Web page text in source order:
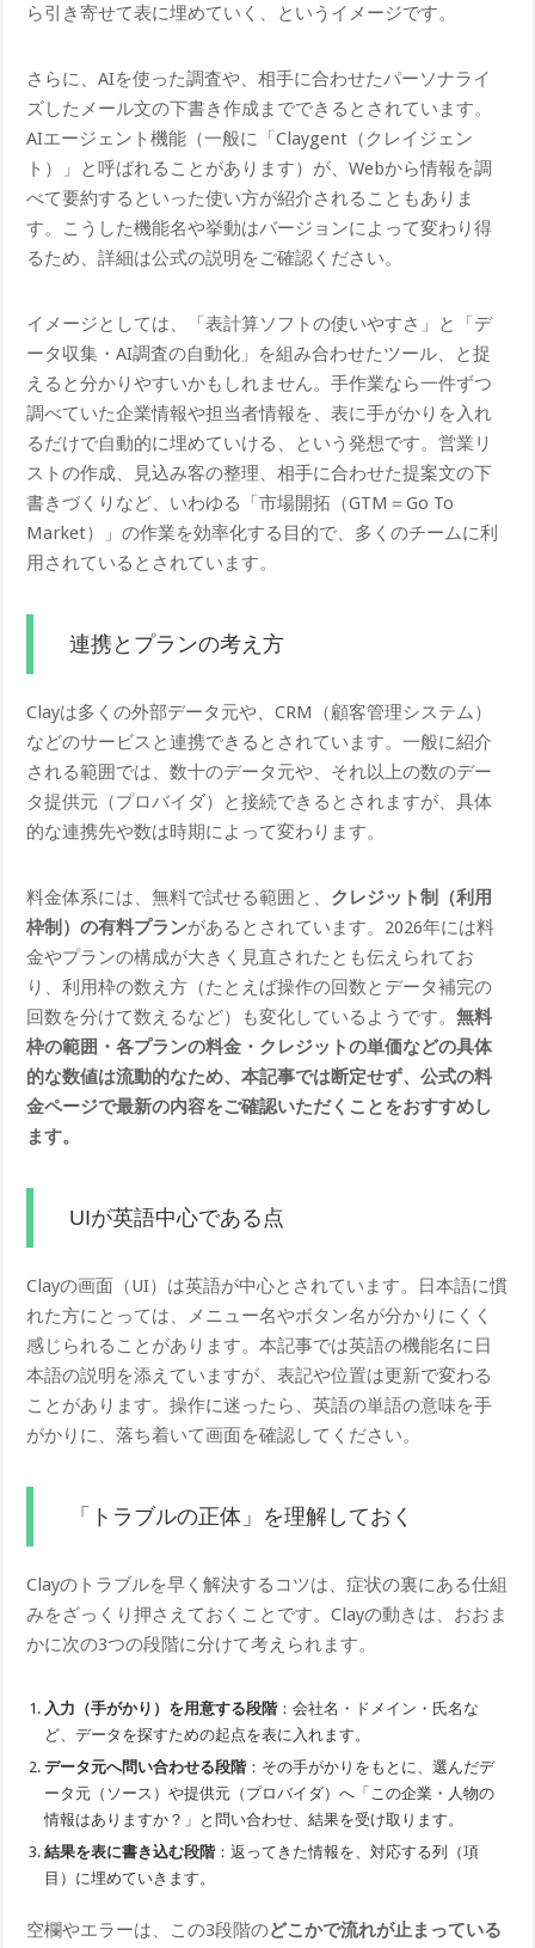
ら引き寄せて表に埋めていく、というイメージです。
さらに、AIを使った調査や、相手に合わせたパーソナライ
ズしたメール文の下書き作成までできるとされています。
AIエージェント機能（一般に「Claygent（クレイジェン
ト）」と呼ばれることがあります）が、Webから情報を調
べて要約するといった使い方が紹介されることもありま
す。こうした機能名や挙動はバージョンによって変わり得
るため、詳細は公式の説明をご確認ください。
イメージとしては、「表計算ソフトの使いやすさ」と「デ
ータ収集・AI調査の自動化」を組み合わせたツール、と捉
えると分かりやすいかもしれません。手作業なら一件ずつ
調べていた企業情報や担当者情報を、表に手がかりを入れ
るだけで自動的に埋めていける、という発想です。営業リ
ストの作成、見込み客の整理、相手に合わせた提案文の下
書きづくりなど、いわゆる「市場開拓（GTM＝Go To
Market）」の作業を効率化する目的で、多くのチームに利
用されているとされています。
連携とプランの考え方
Clayは多くの外部データ元や、CRM（顧客管理システム）
などのサービスと連携できるとされています。一般に紹介
される範囲では、数十のデータ元や、それ以上の数のデー
タ提供元（プロバイダ）と接続できるとされますが、具体
的な連携先や数は時期によって変わります。
料金体系には、無料で試せる範囲と、 クレジット制（利用
枠制）の有料プランがあるとされています。2026年には料
金やプランの構成が大きく見直されたとも伝えられてお
り、利用枠の数え方（たとえば操作の回数とデータ補完の
回数を分けて数えるなど）も変化しているようです。無料
枠の範囲・各プランの料金・クレジットの単価などの具体
的な数値は流動的なため、本記事では断定せず、公式の料
金ページで最新の内容をご確認いただくことをおすすめし
ます。
UIが英語中心である点
Clayの画面（UI）は英語が中心とされています。日本語に慣
れた方にとっては、メニュー名やボタン名が分かりにくく
感じられることがあります。本記事では英語の機能名に日
本語の説明を添えていますが、表記や位置は更新で変わる
ことがあります。操作に迷ったら、英語の単語の意味を手
がかりに、落ち着いて画面を確認してください。
「トラブルの正体」を理解しておく
Clayのトラブルを早く解決するコツは、症状の裏にある仕組
みをざっくり押さえておくことです。Clayの動きは、おおま
かに次の3つの段階に分けて考えられます。
入力（手がかり）を用意する段階：会社名・ドメイン・氏名な
ど、データを探すための起点を表に入れます。
データ元へ問い合わせる段階：その手がかりをもとに、選んだデ
ータ元（ソース）や提供元（プロバイダ）へ「この企業・人物の
情報はありますか？」と問い合わせ、結果を受け取ります。
結果を表に書き込む段階：返ってきた情報を、対応する列（項
目）に埋めていきます。
空欄やエラーは、この3段階のどこかで流れが止まっている